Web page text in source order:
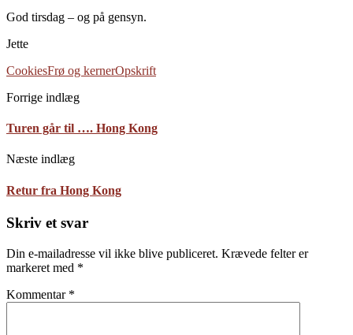
God tirsdag – og på gensyn.
Jette
CookiesFrø og kernerOpskrift
Forrige indlæg
Turen går til …. Hong Kong
Næste indlæg
Retur fra Hong Kong
Skriv et svar
Din e-mailadresse vil ikke blive publiceret. Krævede felter er
markeret med *
Kommentar *